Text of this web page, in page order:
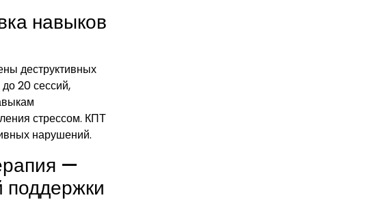
навыков
деструктивных
20 сессий,
стрессом. КПТ
нарушений.
—
поддержки